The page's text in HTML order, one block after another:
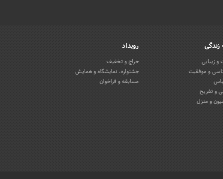
زیبایی
و موفقیت
و تفریح
و منزل
رویداد
حراج و تخفیف
جشنواره، نمایشگاه و همایش
مسابقه و فراخوان